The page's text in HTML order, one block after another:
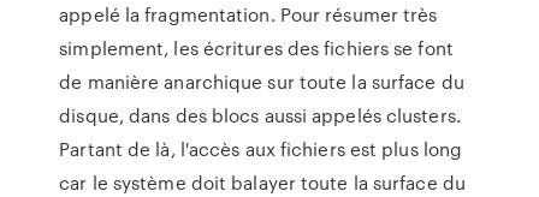
appelé la fragmentation. Pour résumer très
simplement, les écritures des fichiers se font
de manière anarchique sur toute la surface du
disque, dans des blocs aussi appelés clusters.
Partant de là, l'accès aux fichiers est plus long
car le système doit balayer toute la surface du